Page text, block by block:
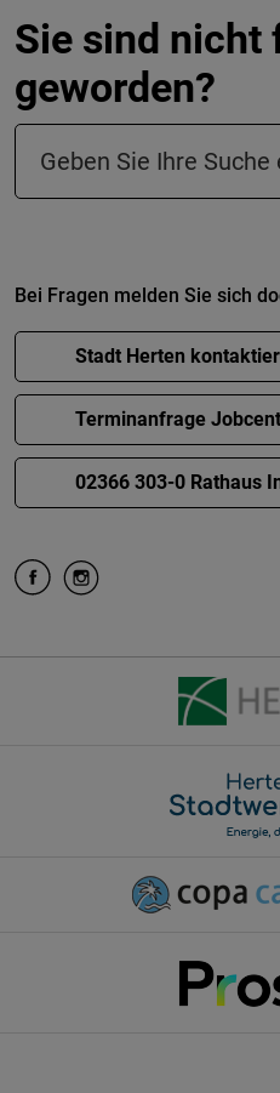
Sie sind nicht
geworden?
Suchfeld in der Fußzeile
Bei Fragen melden Sie sich
Stadt Herten
Terminanfrage
02366 303-0 Rathaus